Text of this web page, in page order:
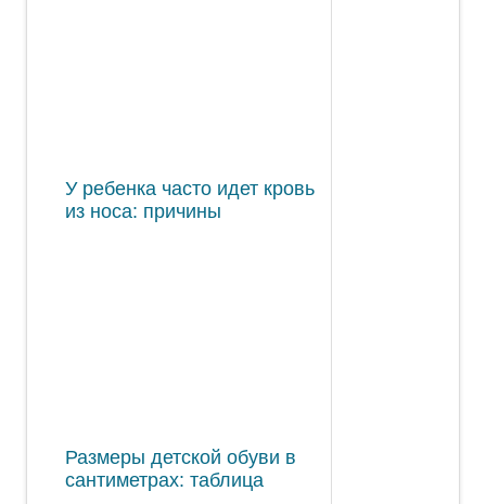
У ребенка часто идет кровь
из носа: причины
Размеры детской обуви в
сантиметрах: таблица